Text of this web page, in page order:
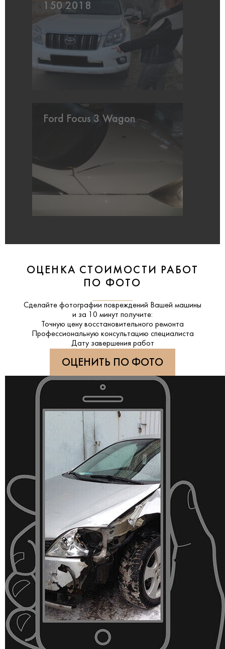
150 2018
Ford Focus 3 Wagon
ОЦЕНКА СТОИМОСТИ РАБОТ
ПО ФОТО
Сделайте фотографии повреждений Вашей машины
и за 10 минут получите:
Точную цену восстановительного ремонта
Профессиональную консультацию специалиста
Дату завершения работ
ОЦЕНИТЬ ПО ФОТО